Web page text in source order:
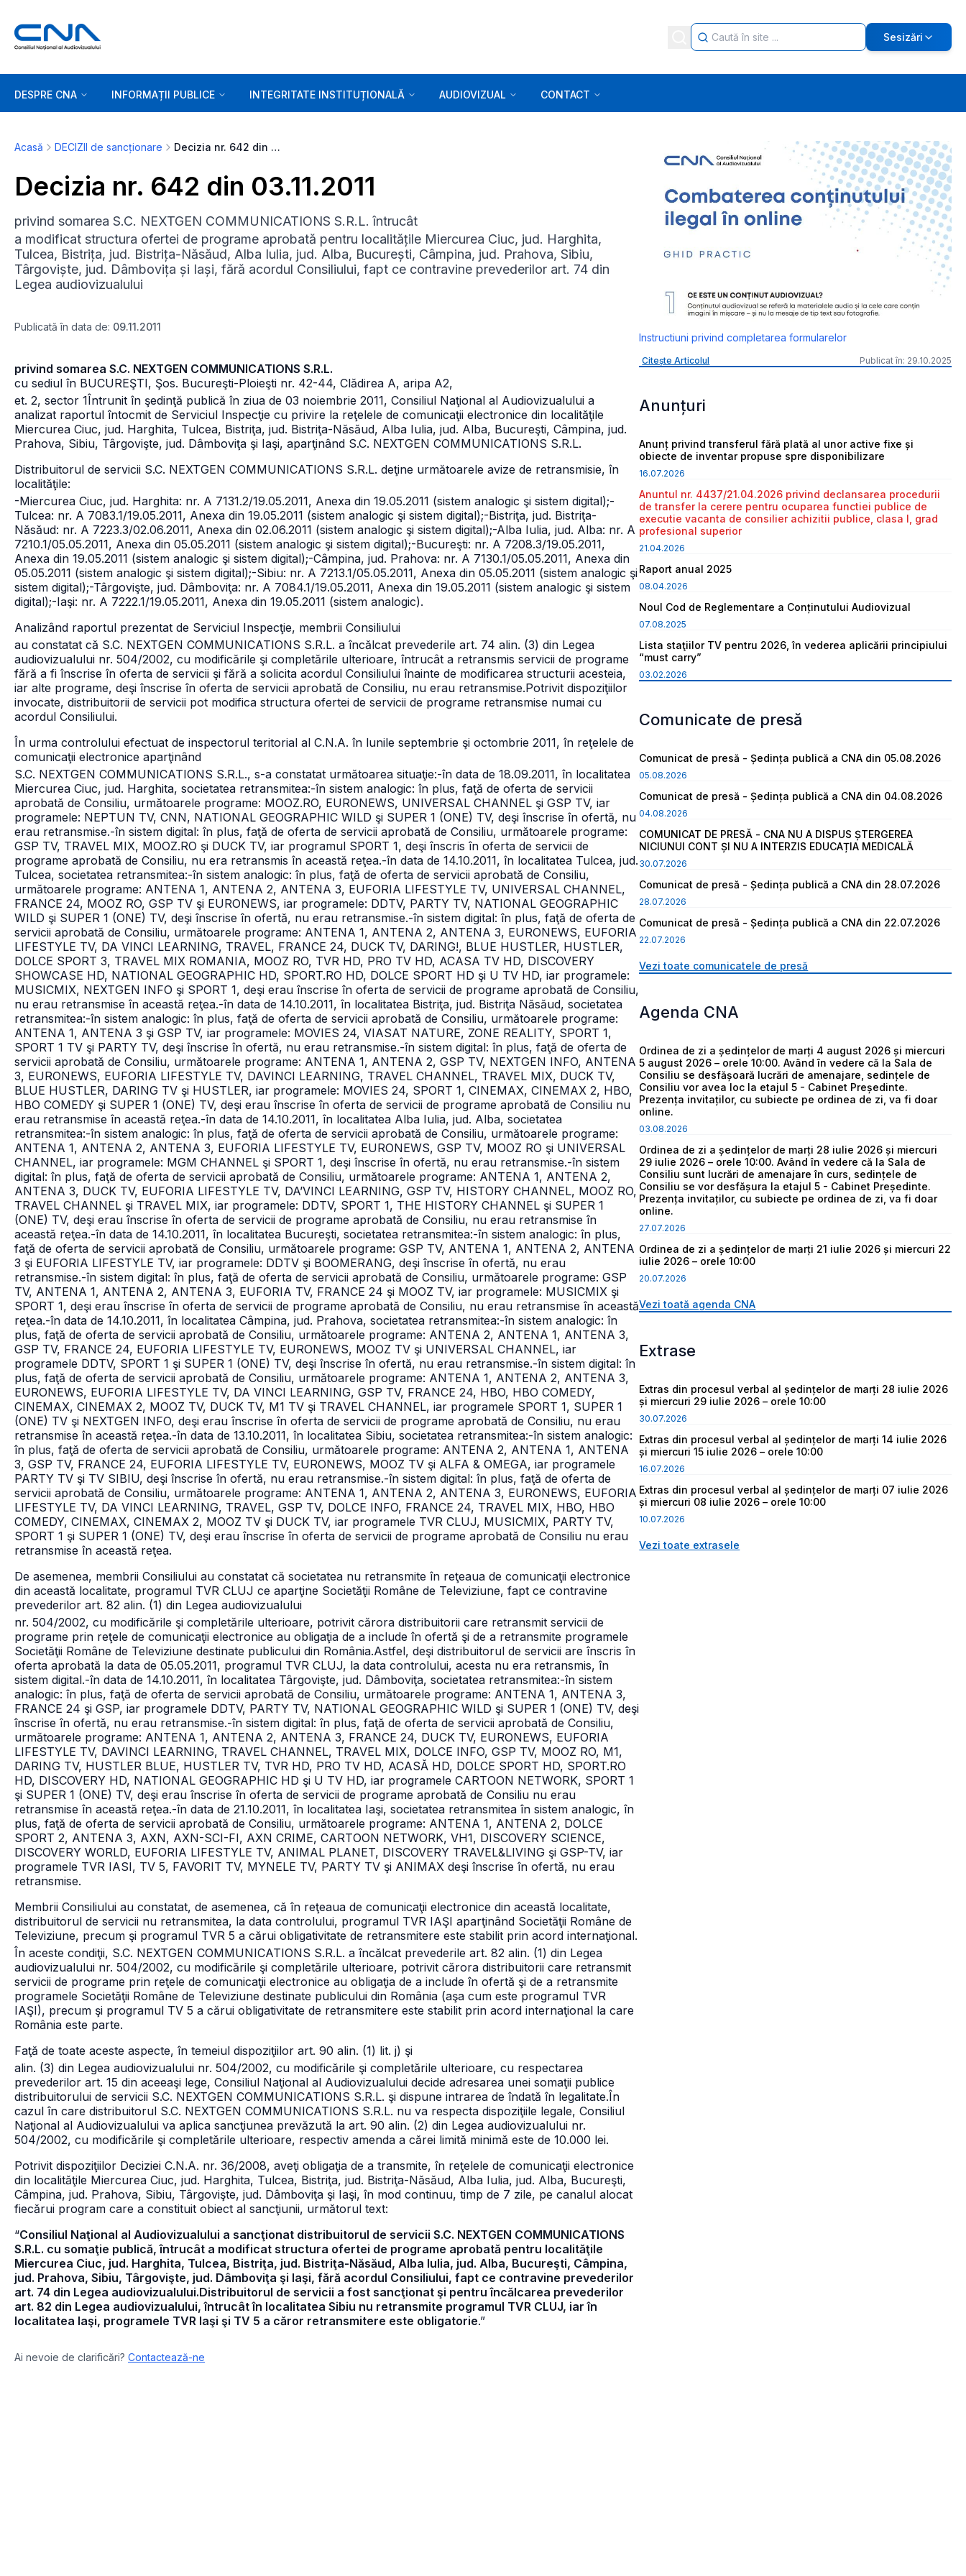
Sesizări
DESPRE CNA INFORMAȚII PUBLICE INTEGRITATE INSTITUȚIONALĂ AUDIOVIZUAL CONTACT
Acasă DECIZII de sancționare Decizia nr. 642 din 03.11.2011
Decizia nr. 642 din 03.11.2011
privind somarea S.C. NEXTGEN COMMUNICATIONS S.R.L. întrucât
a modificat structura ofertei de programe aprobată pentru localitățile Miercurea Ciuc, jud. Harghita,
Tulcea, Bistrița, jud. Bistrița-Năsăud, Alba Iulia, jud. Alba, București, Câmpina, jud. Prahova, Sibiu,
Târgoviște, jud. Dâmbovița și Iași, fără acordul Consiliului, fapt ce contravine prevederilor art. 74 din
Legea audiovizualului
Publicată în data de: 09.11.2011
privind somarea S.C. NEXTGEN COMMUNICATIONS S.R.L.
cu sediul în BUCUREŞTI, Şos. Bucureşti-Ploieşti nr. 42-44, Clădirea A, aripa A2,
et. 2, sector 1Întrunit în şedinţă publică în ziua de 03 noiembrie 2011, Consiliul Naţional al Audiovizualului a
analizat raportul întocmit de Serviciul Inspecţie cu privire la reţelele de comunicaţii electronice din localităţile
Miercurea Ciuc, jud. Harghita, Tulcea, Bistriţa, jud. Bistriţa-Năsăud, Alba Iulia, jud. Alba, Bucureşti, Câmpina, jud.
Prahova, Sibiu, Târgovişte, jud. Dâmboviţa şi Iaşi, aparţinând S.C. NEXTGEN COMMUNICATIONS S.R.L.
Distribuitorul de servicii S.C. NEXTGEN COMMUNICATIONS S.R.L. deţine următoarele avize de retransmisie, în
localităţile:
-Miercurea Ciuc, jud. Harghita: nr. A 7131.2/19.05.2011, Anexa din 19.05.2011 (sistem analogic şi sistem digital);-
Tulcea: nr. A 7083.1/19.05.2011, Anexa din 19.05.2011 (sistem analogic şi sistem digital);-Bistriţa, jud. Bistriţa-
Năsăud: nr. A 7223.3/02.06.2011, Anexa din 02.06.2011 (sistem analogic şi sistem digital);-Alba Iulia, jud. Alba: nr. A
7210.1/05.05.2011, Anexa din 05.05.2011 (sistem analogic şi sistem digital);-Bucureşti: nr. A 7208.3/19.05.2011,
Anexa din 19.05.2011 (sistem analogic şi sistem digital);-Câmpina, jud. Prahova: nr. A 7130.1/05.05.2011, Anexa din
05.05.2011 (sistem analogic şi sistem digital);-Sibiu: nr. A 7213.1/05.05.2011, Anexa din 05.05.2011 (sistem analogic şi
sistem digital);-Târgovişte, jud. Dâmboviţa: nr. A 7084.1/19.05.2011, Anexa din 19.05.2011 (sistem analogic şi sistem
digital);-Iaşi: nr. A 7222.1/19.05.2011, Anexa din 19.05.2011 (sistem analogic).
Analizând raportul prezentat de Serviciul Inspecţie, membrii Consiliului
au constatat că S.C. NEXTGEN COMMUNICATIONS S.R.L. a încălcat prevederile art. 74 alin. (3) din Legea
audiovizualului nr. 504/2002, cu modificările şi completările ulterioare, întrucât a retransmis servicii de programe
fără a fi înscrise în oferta de servicii şi fără a solicita acordul Consiliului înainte de modificarea structurii acesteia,
iar alte programe, deşi înscrise în oferta de servicii aprobată de Consiliu, nu erau retransmise.Potrivit dispoziţiilor
invocate, distribuitorii de servicii pot modifica structura ofertei de servicii de programe retransmise numai cu
acordul Consiliului.
În urma controlului efectuat de inspectorul teritorial al C.N.A. în lunile septembrie şi octombrie 2011, în reţelele de
comunicaţii electronice aparţinând
S.C. NEXTGEN COMMUNICATIONS S.R.L., s-a constatat următoarea situaţie:-în data de 18.09.2011, în localitatea
Miercurea Ciuc, jud. Harghita, societatea retransmitea:-în sistem analogic: în plus, faţă de oferta de servicii
aprobată de Consiliu, următoarele programe: MOOZ.RO, EURONEWS, UNIVERSAL CHANNEL şi GSP TV, iar
programele: NEPTUN TV, CNN, NATIONAL GEOGRAPHIC WILD şi SUPER 1 (ONE) TV, deşi înscrise în ofertă, nu
erau retransmise.-în sistem digital: în plus, faţă de oferta de servicii aprobată de Consiliu, următoarele programe:
GSP TV, TRAVEL MIX, MOOZ.RO şi DUCK TV, iar programul SPORT 1, deşi înscris în oferta de servicii de
programe aprobată de Consiliu, nu era retransmis în această reţea.-în data de 14.10.2011, în localitatea Tulcea, jud.
Tulcea, societatea retransmitea:-în sistem analogic: în plus, faţă de oferta de servicii aprobată de Consiliu,
următoarele programe: ANTENA 1, ANTENA 2, ANTENA 3, EUFORIA LIFESTYLE TV, UNIVERSAL CHANNEL,
FRANCE 24, MOOZ RO, GSP TV şi EURONEWS, iar programele: DDTV, PARTY TV, NATIONAL GEOGRAPHIC
WILD şi SUPER 1 (ONE) TV, deşi înscrise în ofertă, nu erau retransmise.-în sistem digital: în plus, faţă de oferta de
servicii aprobată de Consiliu, următoarele programe: ANTENA 1, ANTENA 2, ANTENA 3, EURONEWS, EUFORIA
LIFESTYLE TV, DA VINCI LEARNING, TRAVEL, FRANCE 24, DUCK TV, DARING!, BLUE HUSTLER, HUSTLER,
DOLCE SPORT 3, TRAVEL MIX ROMANIA, MOOZ RO, TVR HD, PRO TV HD, ACASA TV HD, DISCOVERY
SHOWCASE HD, NATIONAL GEOGRAPHIC HD, SPORT.RO HD, DOLCE SPORT HD şi U TV HD, iar programele:
MUSICMIX, NEXTGEN INFO şi SPORT 1, deşi erau înscrise în oferta de servicii de programe aprobată de Consiliu,
nu erau retransmise în această reţea.-în data de 14.10.2011, în localitatea Bistriţa, jud. Bistriţa Năsăud, societatea
retransmitea:-în sistem analogic: în plus, faţă de oferta de servicii aprobată de Consiliu, următoarele programe:
ANTENA 1, ANTENA 3 şi GSP TV, iar programele: MOVIES 24, VIASAT NATURE, ZONE REALITY, SPORT 1,
SPORT 1 TV şi PARTY TV, deşi înscrise în ofertă, nu erau retransmise.-în sistem digital: în plus, faţă de oferta de
servicii aprobată de Consiliu, următoarele programe: ANTENA 1, ANTENA 2, GSP TV, NEXTGEN INFO, ANTENA
3, EURONEWS, EUFORIA LIFESTYLE TV, DAVINCI LEARNING, TRAVEL CHANNEL, TRAVEL MIX, DUCK TV,
BLUE HUSTLER, DARING TV şi HUSTLER, iar programele: MOVIES 24, SPORT 1, CINEMAX, CINEMAX 2, HBO,
HBO COMEDY şi SUPER 1 (ONE) TV, deşi erau înscrise în oferta de servicii de programe aprobată de Consiliu nu
erau retransmise în această reţea.-în data de 14.10.2011, în localitatea Alba Iulia, jud. Alba, societatea
retransmitea:-în sistem analogic: în plus, faţă de oferta de servicii aprobată de Consiliu, următoarele programe:
ANTENA 1, ANTENA 2, ANTENA 3, EUFORIA LIFESTYLE TV, EURONEWS, GSP TV, MOOZ RO şi UNIVERSAL
CHANNEL, iar programele: MGM CHANNEL şi SPORT 1, deşi înscrise în ofertă, nu erau retransmise.-în sistem
digital: în plus, faţă de oferta de servicii aprobată de Consiliu, următoarele programe: ANTENA 1, ANTENA 2,
ANTENA 3, DUCK TV, EUFORIA LIFESTYLE TV, DA’VINCI LEARNING, GSP TV, HISTORY CHANNEL, MOOZ RO,
TRAVEL CHANNEL şi TRAVEL MIX, iar programele: DDTV, SPORT 1, THE HISTORY CHANNEL şi SUPER 1
(ONE) TV, deşi erau înscrise în oferta de servicii de programe aprobată de Consiliu, nu erau retransmise în
această reţea.-în data de 14.10.2011, în localitatea Bucureşti, societatea retransmitea:-în sistem analogic: în plus,
faţă de oferta de servicii aprobată de Consiliu, următoarele programe: GSP TV, ANTENA 1, ANTENA 2, ANTENA
3 şi EUFORIA LIFESTYLE TV, iar programele: DDTV şi BOOMERANG, deşi înscrise în ofertă, nu erau
retransmise.-în sistem digital: în plus, faţă de oferta de servicii aprobată de Consiliu, următoarele programe: GSP
TV, ANTENA 1, ANTENA 2, ANTENA 3, EUFORIA TV, FRANCE 24 şi MOOZ TV, iar programele: MUSICMIX şi
SPORT 1, deşi erau înscrise în oferta de servicii de programe aprobată de Consiliu, nu erau retransmise în această
reţea.-în data de 14.10.2011, în localitatea Câmpina, jud. Prahova, societatea retransmitea:-în sistem analogic: în
plus, faţă de oferta de servicii aprobată de Consiliu, următoarele programe: ANTENA 2, ANTENA 1, ANTENA 3,
GSP TV, FRANCE 24, EUFORIA LIFESTYLE TV, EURONEWS, MOOZ TV şi UNIVERSAL CHANNEL, iar
programele DDTV, SPORT 1 şi SUPER 1 (ONE) TV, deşi înscrise în ofertă, nu erau retransmise.-în sistem digital: în
plus, faţă de oferta de servicii aprobată de Consiliu, următoarele programe: ANTENA 1, ANTENA 2, ANTENA 3,
EURONEWS, EUFORIA LIFESTYLE TV, DA VINCI LEARNING, GSP TV, FRANCE 24, HBO, HBO COMEDY,
CINEMAX, CINEMAX 2, MOOZ TV, DUCK TV, M1 TV şi TRAVEL CHANNEL, iar programele SPORT 1, SUPER 1
(ONE) TV şi NEXTGEN INFO, deşi erau înscrise în oferta de servicii de programe aprobată de Consiliu, nu erau
retransmise în această reţea.-în data de 13.10.2011, în localitatea Sibiu, societatea retransmitea:-în sistem analogic:
în plus, faţă de oferta de servicii aprobată de Consiliu, următoarele programe: ANTENA 2, ANTENA 1, ANTENA
3, GSP TV, FRANCE 24, EUFORIA LIFESTYLE TV, EURONEWS, MOOZ TV şi ALFA & OMEGA, iar programele
PARTY TV şi TV SIBIU, deşi înscrise în ofertă, nu erau retransmise.-în sistem digital: în plus, faţă de oferta de
servicii aprobată de Consiliu, următoarele programe: ANTENA 1, ANTENA 2, ANTENA 3, EURONEWS, EUFORIA
LIFESTYLE TV, DA VINCI LEARNING, TRAVEL, GSP TV, DOLCE INFO, FRANCE 24, TRAVEL MIX, HBO, HBO
COMEDY, CINEMAX, CINEMAX 2, MOOZ TV şi DUCK TV, iar programele TVR CLUJ, MUSICMIX, PARTY TV,
SPORT 1 şi SUPER 1 (ONE) TV, deşi erau înscrise în oferta de servicii de programe aprobată de Consiliu nu erau
retransmise în această reţea.
De asemenea, membrii Consiliului au constatat că societatea nu retransmite în reţeaua de comunicaţii electronice
din această localitate, programul TVR CLUJ ce aparţine Societăţii Române de Televiziune, fapt ce contravine
prevederilor art. 82 alin. (1) din Legea audiovizualului
nr. 504/2002, cu modificările şi completările ulterioare, potrivit cărora distribuitorii care retransmit servicii de
programe prin reţele de comunicaţii electronice au obligaţia de a include în ofertă şi de a retransmite programele
Societăţii Române de Televiziune destinate publicului din România.Astfel, deşi distribuitorul de servicii are înscris în
oferta aprobată la data de 05.05.2011, programul TVR CLUJ, la data controlului, acesta nu era retransmis, în
sistem digital.-în data de 14.10.2011, în localitatea Târgovişte, jud. Dâmboviţa, societatea retransmitea:-în sistem
analogic: în plus, faţă de oferta de servicii aprobată de Consiliu, următoarele programe: ANTENA 1, ANTENA 3,
FRANCE 24 şi GSP, iar programele DDTV, PARTY TV, NATIONAL GEOGRAPHIC WILD şi SUPER 1 (ONE) TV, deşi
înscrise în ofertă, nu erau retransmise.-în sistem digital: în plus, faţă de oferta de servicii aprobată de Consiliu,
următoarele programe: ANTENA 1, ANTENA 2, ANTENA 3, FRANCE 24, DUCK TV, EURONEWS, EUFORIA
LIFESTYLE TV, DAVINCI LEARNING, TRAVEL CHANNEL, TRAVEL MIX, DOLCE INFO, GSP TV, MOOZ RO, M1,
DARING TV, HUSTLER BLUE, HUSTLER TV, TVR HD, PRO TV HD, ACASĂ HD, DOLCE SPORT HD, SPORT.RO
HD, DISCOVERY HD, NATIONAL GEOGRAPHIC HD şi U TV HD, iar programele CARTOON NETWORK, SPORT 1
şi SUPER 1 (ONE) TV, deşi erau înscrise în oferta de servicii de programe aprobată de Consiliu nu erau
retransmise în această reţea.-în data de 21.10.2011, în localitatea Iaşi, societatea retransmitea în sistem analogic, în
plus, faţă de oferta de servicii aprobată de Consiliu, următoarele programe: ANTENA 1, ANTENA 2, DOLCE
SPORT 2, ANTENA 3, AXN, AXN-SCI-FI, AXN CRIME, CARTOON NETWORK, VH1, DISCOVERY SCIENCE,
DISCOVERY WORLD, EUFORIA LIFESTYLE TV, ANIMAL PLANET, DISCOVERY TRAVEL&LIVING şi GSP-TV, iar
programele TVR IASI, TV 5, FAVORIT TV, MYNELE TV, PARTY TV şi ANIMAX deşi înscrise în ofertă, nu erau
retransmise.
Membrii Consiliului au constatat, de asemenea, că în reţeaua de comunicaţii electronice din această localitate,
distribuitorul de servicii nu retransmitea, la data controlului, programul TVR IAŞI aparţinând Societăţii Române de
Televiziune, precum şi programul TVR 5 a cărui obligativitate de retransmitere este stabilit prin acord internaţional.
În aceste condiţii, S.C. NEXTGEN COMMUNICATIONS S.R.L. a încălcat prevederile art. 82 alin. (1) din Legea
audiovizualului nr. 504/2002, cu modificările şi completările ulterioare, potrivit cărora distribuitorii care retransmit
servicii de programe prin reţele de comunicaţii electronice au obligaţia de a include în ofertă şi de a retransmite
programele Societăţii Române de Televiziune destinate publicului din România (aşa cum este programul TVR
IAŞI), precum şi programul TV 5 a cărui obligativitate de retransmitere este stabilit prin acord internaţional la care
România este parte.
Faţă de toate aceste aspecte, în temeiul dispoziţiilor art. 90 alin. (1) lit. j) şi
alin. (3) din Legea audiovizualului nr. 504/2002, cu modificările şi completările ulterioare, cu respectarea
prevederilor art. 15 din aceeaşi lege, Consiliul Naţional al Audiovizualului decide adresarea unei somaţii publice
distribuitorului de servicii S.C. NEXTGEN COMMUNICATIONS S.R.L. şi dispune intrarea de îndată în legalitate.În
cazul în care distribuitorul S.C. NEXTGEN COMMUNICATIONS S.R.L. nu va respecta dispoziţiile legale, Consiliul
Naţional al Audiovizualului va aplica sancţiunea prevăzută la art. 90 alin. (2) din Legea audiovizualului nr.
504/2002, cu modificările şi completările ulterioare, respectiv amenda a cărei limită minimă este de 10.000 lei.
Potrivit dispoziţiilor Deciziei C.N.A. nr. 36/2008, aveţi obligaţia de a transmite, în reţelele de comunicaţii electronice
din localităţile Miercurea Ciuc, jud. Harghita, Tulcea, Bistriţa, jud. Bistriţa-Năsăud, Alba Iulia, jud. Alba, Bucureşti,
Câmpina, jud. Prahova, Sibiu, Târgovişte, jud. Dâmboviţa şi Iaşi, în mod continuu, timp de 7 zile, pe canalul alocat
fiecărui program care a constituit obiect al sancţiunii, următorul text:
“Consiliul Naţional al Audiovizualului a sancţionat distribuitorul de servicii S.C. NEXTGEN COMMUNICATIONS
S.R.L. cu somaţie publică, întrucât a modificat structura ofertei de programe aprobată pentru localităţile
Miercurea Ciuc, jud. Harghita, Tulcea, Bistriţa, jud. Bistriţa-Năsăud, Alba Iulia, jud. Alba, Bucureşti, Câmpina,
jud. Prahova, Sibiu, Târgovişte, jud. Dâmboviţa şi Iaşi, fără acordul Consiliului, fapt ce contravine prevederilor
art. 74 din Legea audiovizualului.Distribuitorul de servicii a fost sancţionat şi pentru încălcarea prevederilor
art. 82 din Legea audiovizualului, întrucât în localitatea Sibiu nu retransmite programul TVR CLUJ, iar în
localitatea Iaşi, programele TVR Iaşi şi TV 5 a căror retransmitere este obligatorie.”
Ai nevoie de clarificări? Contactează-ne
Instructiuni privind completarea formularelor
Citește Articolul Publicat în: 29.10.2025
Anunțuri
Anunț privind transferul fără plată al unor active fixe și
obiecte de inventar propuse spre disponibilizare
16.07.2026
Anuntul nr. 4437/21.04.2026 privind declansarea procedurii
de transfer la cerere pentru ocuparea functiei publice de
executie vacanta de consilier achizitii publice, clasa I, grad
profesional superior
21.04.2026
Raport anual 2025
08.04.2026
Noul Cod de Reglementare a Conținutului Audiovizual
07.08.2025
Lista staţiilor TV pentru 2026, în vederea aplicării principiului
“must carry”
03.02.2026
Comunicate de presă
Comunicat de presă - Ședința publică a CNA din 05.08.2026
05.08.2026
Comunicat de presă - Ședința publică a CNA din 04.08.2026
04.08.2026
COMUNICAT DE PRESĂ - CNA NU A DISPUS ȘTERGEREA
NICIUNUI CONT ȘI NU A INTERZIS EDUCAȚIA MEDICALĂ
30.07.2026
Comunicat de presă - Ședința publică a CNA din 28.07.2026
28.07.2026
Comunicat de presă - Ședința publică a CNA din 22.07.2026
22.07.2026
Vezi toate comunicatele de presă
Agenda CNA
Ordinea de zi a ședințelor de marți 4 august 2026 și miercuri
5 august 2026 – orele 10:00. Având în vedere că la Sala de
Consiliu se desfășoară lucrări de amenajare, sedințele de
Consiliu vor avea loc la etajul 5 - Cabinet Președinte.
Prezența invitaților, cu subiecte pe ordinea de zi, va fi doar
online.
03.08.2026
Ordinea de zi a ședințelor de marți 28 iulie 2026 și miercuri
29 iulie 2026 – orele 10:00. Având în vedere că la Sala de
Consiliu sunt lucrări de amenajare în curs, sedințele de
Consiliu se vor desfășura la etajul 5 - Cabinet Președinte.
Prezența invitaților, cu subiecte pe ordinea de zi, va fi doar
online.
27.07.2026
Ordinea de zi a ședințelor de marți 21 iulie 2026 și miercuri 22
iulie 2026 – orele 10:00
20.07.2026
Vezi toată agenda CNA
Extrase
Extras din procesul verbal al ședințelor de marți 28 iulie 2026
și miercuri 29 iulie 2026 – orele 10:00
30.07.2026
Extras din procesul verbal al ședințelor de marți 14 iulie 2026
și miercuri 15 iulie 2026 – orele 10:00
16.07.2026
Extras din procesul verbal al ședințelor de marți 07 iulie 2026
și miercuri 08 iulie 2026 – orele 10:00
10.07.2026
Vezi toate extrasele